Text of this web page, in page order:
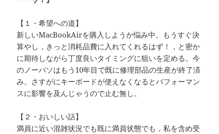
【１・希望への道】
新しいMacBookAirを購入しようか悩み中。もうすぐ決
算やし，きっと消耗品費に入れてくれるはず！，と密か
に期待しながら丁度良いタイミングに狙いを定める。今
のノーパソはもう10年目で既に修理部品の生産が終了済
み。さすがにキーボードが使えなくなるとパフォーマン
スに影響を及んじゃうので止む無し。
【２・おいしい話】
満員に近い混雑状況でも既に満員状態でも，私を含め受